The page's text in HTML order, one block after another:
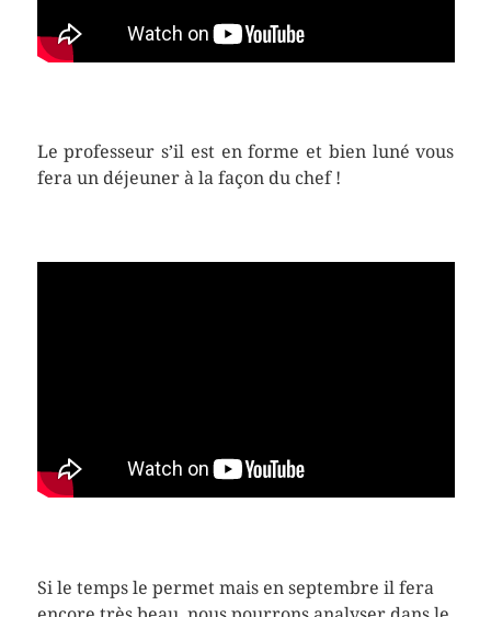
Le professeur s’il est en forme et bien luné vous
fera un déjeuner à la façon du chef !
Si le temps le permet mais en septembre il fera